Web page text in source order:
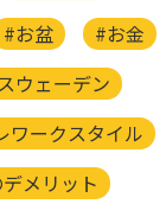
#お盆
#お金
ウェーデン
ワークスタイル
メリット